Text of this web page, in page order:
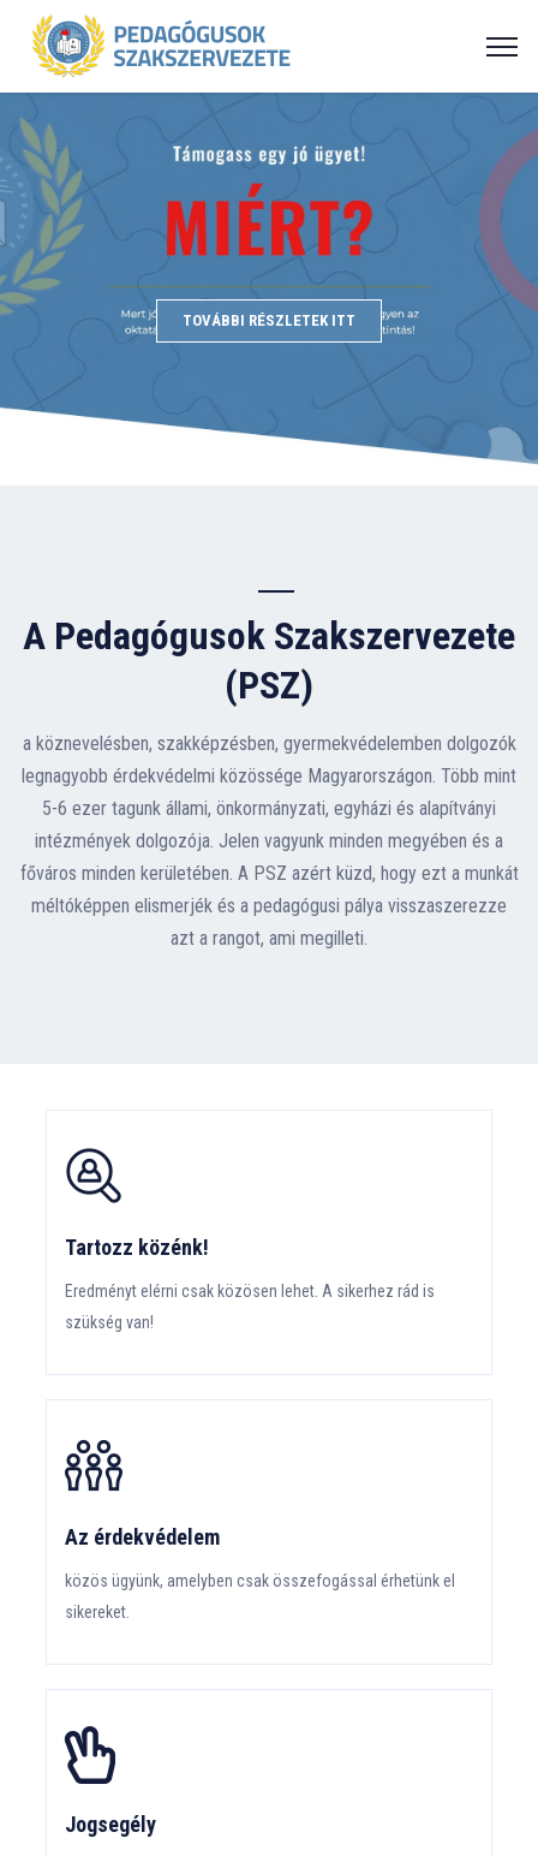
A Pedagógusok Szakszervezete
(PSZ)
a köznevelésben, szakképzésben, gyermekvédelemben dolgozók
legnagyobb érdekvédelmi közössége Magyarországon. Több mint
5-6 ezer tagunk állami, önkormányzati, egyházi és alapítványi
intézmények dolgozója. Jelen vagyunk minden megyében és a
főváros minden kerületében. A PSZ azért küzd, hogy ezt a munkát
méltóképpen elismerjék és a pedagógusi pálya visszaszerezze
azt a rangot, ami megilleti.
Tartozz közénk!
Eredményt elérni csak közösen lehet. A sikerhez rád is
szükség van!
Az érdekvédelem
közös ügyünk, amelyben csak összefogással érhetünk el
sikereket.
Jogsegély